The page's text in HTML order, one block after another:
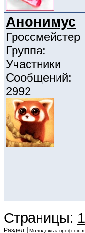
Анонимус
Гроссмейстер
Группа:
Участники
Сообщений:
2992
Страницы: 1
Раздел: